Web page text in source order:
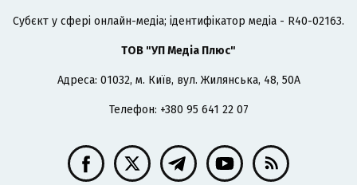
Cубєкт у сфері онлайн-медіа; ідентифікатор медіа - R40-02163.
ТОВ "УП Медіа Плюс"
Адреса: 01032, м. Київ, вул. Жилянська, 48, 50А
Телефон: +380 95 641 22 07